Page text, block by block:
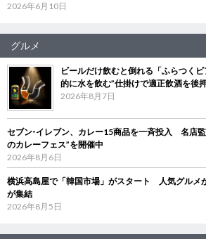
2026年6月10日
グルメ
ビールだけ飲むと倒れる「ふらつく
的に水を飲む”仕掛けで適正飲酒を後
2026年8月7日
セブン‐イレブン、カレー15商品を一斉投入 名店
のカレーフェス”を開催中
2026年8月6日
横浜高島屋で「韓国市場」がスタート 人気グルメ
が集結
2026年8月5日